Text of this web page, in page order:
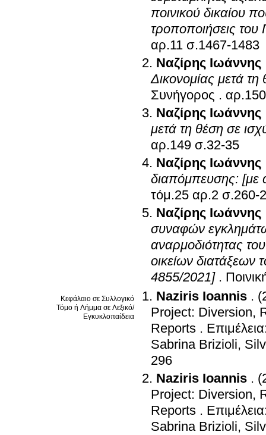
ποινικού δικαίου
τροποποιήσεις του
αρ.11 σ.1467-1483
Ναζίρης Ιωάννης
Δικονομίας μετά
Συνήγορος .
Ναζίρης Ιωάννης
μετά τη θέση σε
αρ.149 σ.32-35
Ναζίρης Ιωάννης
διαπόμπευσης:
τόμ.25 αρ.2
Ναζίρης Ιωάννης
συναφών
αναρμοδιότητας
οικείων διατάξεων
4855/2021] .
Κεφάλαιο σε Συλλογικό
Τόμο ή Λήμμα σε Λεξικό/
Εγκυκλοπαίδεια
Naziris Ioannis .
Project: Diversion,
Reports .
Sabrina Brizioli,
296
Naziris Ioannis .
Project: Diversion,
Reports .
Sabrina Brizioli,